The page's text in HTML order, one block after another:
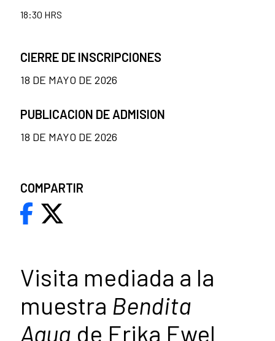
Visita mediada a la
muestra Bendita
Agua de Erika Ewel
18:30 HRS
CIERRE DE INSCRIPCIONES
18 DE MAYO DE 2026
PUBLICACION DE ADMISION
18 DE MAYO DE 2026
COMPARTIR